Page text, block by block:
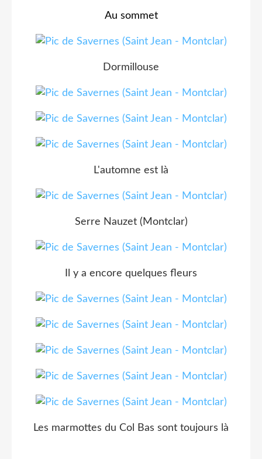
Au sommet
Dormillouse
L'automne est là
Serre Nauzet (Montclar)
Il y a encore quelques fleurs
Les marmottes du Col Bas sont toujours là